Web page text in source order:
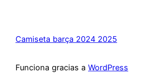
Camiseta barça 2024 2025
Funciona gracias a WordPress